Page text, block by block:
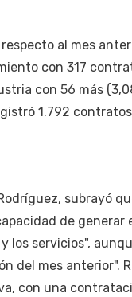
al mes
con 317
con 56 más
1.792
subrayó
de generar
los servicios",
del mes anterior".
con una